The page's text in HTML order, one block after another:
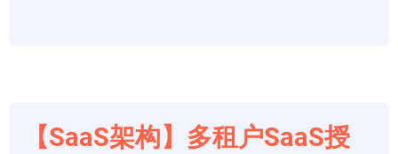
问
【SaaS架构】多租户SaaS授